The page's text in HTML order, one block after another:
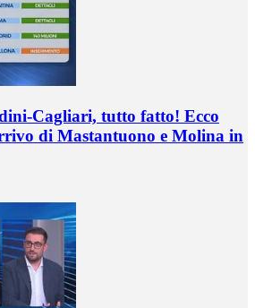
Cagliari, tutto fatto! Ecco
di Mastantuono e Molina in